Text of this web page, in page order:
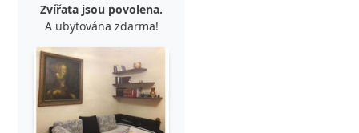
Zvířata jsou povolena.
A ubytována zdarma!